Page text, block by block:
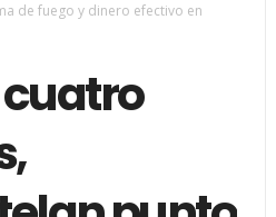
de fuego y dinero efectivo en